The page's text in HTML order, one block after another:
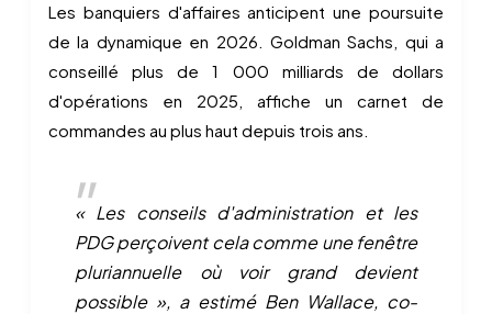
Les banquiers d'affaires anticipent une poursuite
de la dynamique en 2026. Goldman Sachs, qui a
conseillé plus de 1 000 milliards de dollars
d'opérations en 2025, affiche un carnet de
commandes au plus haut depuis trois ans.
« Les conseils d'administration et les
PDG perçoivent cela comme une fenêtre
pluriannuelle où voir grand devient
possible », a estimé Ben Wallace, co-